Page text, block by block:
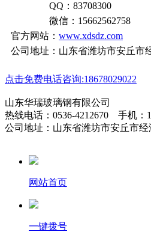
QQ：83708300
微信：15662562758
官方网站： www.xdsdz.com
公司地址：山东省潍坊市安丘市
点击免费电话咨询:18678029022
山东华瑞玻璃钢有限公司
热线电话：0536-4212670 手机：
公司地址：山东省潍坊市安丘市经
网站首页
一键拨号